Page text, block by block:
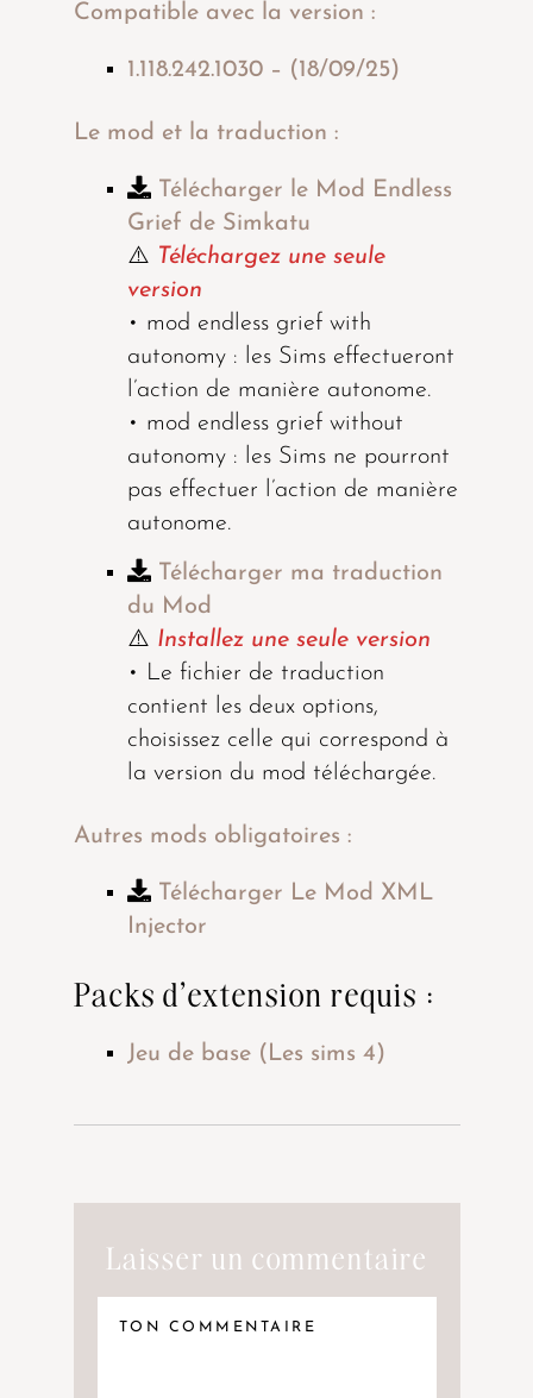
Compatible avec la version :
1.118.242.1030 – (18/09/25)
Le mod et la traduction :
Télécharger le Mod Endless
Grief de Simkatu
⚠️ Téléchargez une seule
version
• mod endless grief with
autonomy : les Sims effectueront
l’action de manière autonome.
• mod endless grief without
autonomy : les Sims ne pourront
pas effectuer l’action de manière
autonome.
Télécharger ma traduction
du Mod
⚠️ Installez une seule version
• Le fichier de traduction
contient les deux options,
choisissez celle qui correspond à
la version du mod téléchargée.
Autres mods obligatoires :
Télécharger Le Mod XML
Injector
Packs d’extension requis :
Jeu de base (Les sims 4)
Laisser un commentaire